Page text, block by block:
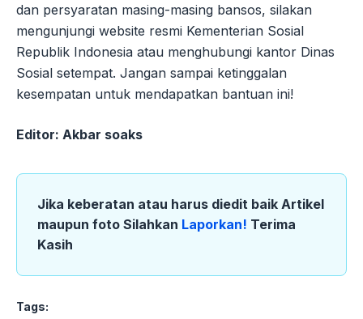
dan persyaratan masing-masing bansos, silakan
mengunjungi website resmi Kementerian Sosial
Republik Indonesia atau menghubungi kantor Dinas
Sosial setempat. Jangan sampai ketinggalan
kesempatan untuk mendapatkan bantuan ini!
Editor: Akbar soaks
Jika keberatan atau harus diedit baik Artikel
maupun foto Silahkan Laporkan! Terima
Kasih
Tags: